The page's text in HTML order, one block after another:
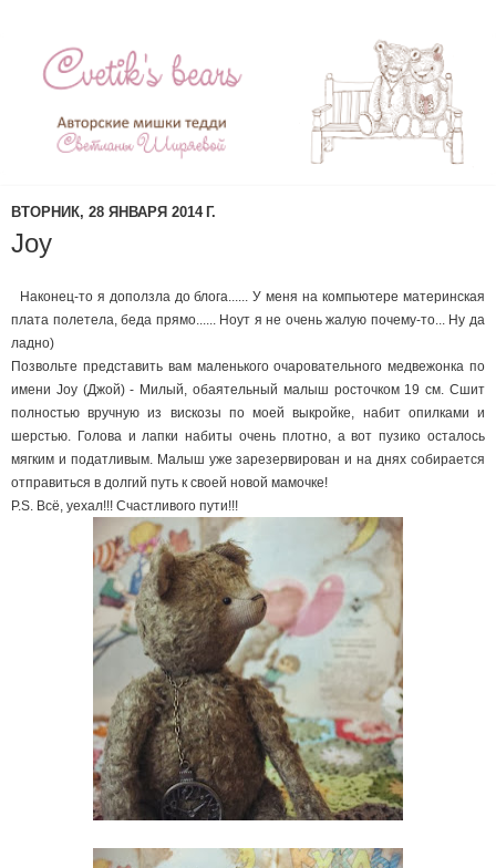
ВТОРНИК, 28 ЯНВАРЯ 2014 Г.
Joy
Наконец-то я доползла до блога...... У меня на компьютере материнская
плата полетела, беда прямо...... Ноут я не очень жалую почему-то... Ну да
ладно)
Позвольте представить вам маленького очаровательного медвежонка по
имени Joy (Джой) - Милый, обаятельный малыш росточком 19 см. Сшит
полностью вручную из вискозы по моей выкройке, набит опилками и
шерстью. Голова и лапки набиты очень плотно, а вот пузико осталось
мягким и податливым. Малыш уже зарезервирован и на днях собирается
отправиться в долгий путь к своей новой мамочке!
P.S. Всё, уехал!!! Счастливого пути!!!